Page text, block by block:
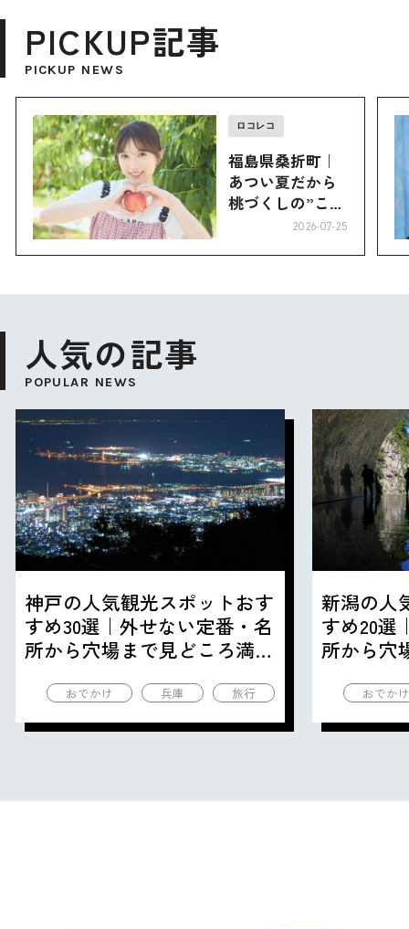
PICKUP記事
PICKUP NEWS
ロコレコ
福島県桑折町｜
あつい夏だから
桃づくしの”こお
2026-07-25
人気の記事
POPULAR NEWS
神戸の人気観光スポットおす
すめ30選｜外せない定番・名
所から穴場まで見どころ満載
おでかけ 兵庫 旅行
新潟の人
すめ20選
所から穴
おでか